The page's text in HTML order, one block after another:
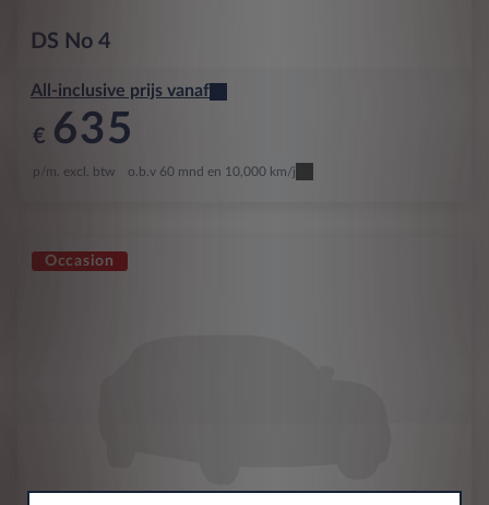
DS No 4
All-inclusive prijs vanaf
€ 635
p/m. excl. btw o.b.v 60 mnd en 10,000 km/j
Occasion